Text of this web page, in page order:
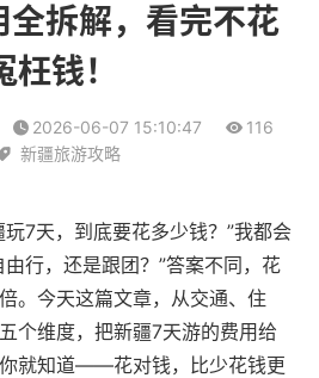
拆解，看完不花
枉钱！
2026-06-07 15:10:47
116
新疆旅游攻略
7天，到底要花多少钱？”我都会
行，还是跟团？”答案不同，花
。今天这篇文章，从交通、住
个维度，把新疆7天游的费用给
就知道——花对钱，比少花钱更